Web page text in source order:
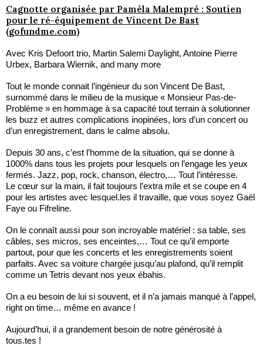
Cagnotte organisée par Paméla Malempré : Soutien
pour le ré-équipement de Vincent De Bast
(gofundme.com)
Avec Kris Defoort trio, Martin Salemi Daylight, Antoine Pierre
Urbex, Barbara Wiernik, and many more
Tout le monde connait l’ingénieur du son Vincent De Bast,
surnommé dans le milieu de la musique « Monsieur Pas-de-
Problème » en hommage à sa capacité tout terrain à solutionner
les buzz et autres complications inopinées, lors d’un concert ou
d’un enregistrement, dans le calme absolu.
Depuis 30 ans, c’est l’homme de la situation, qui se donne à
1000% dans tous les projets pour lesquels on l’engage les yeux
fermés. Jazz, pop, rock, chanson, électro,… Tout l’intéresse.
Le cœur sur la main, il fait toujours l’extra mile et se coupe en 4
pour les artistes avec lesquel.les il travaille, que vous soyez Gaël
Faye ou Fifreline.
On le connaît aussi pour son incroyable matériel : sa table, ses
câbles, ses micros, ses enceintes,… Tout ce qu’il emporte
partout, pour que les concerts et les enregistrements soient
parfaits. Avec sa voiture chargée jusqu’au plafond, qu’il remplit
comme un Tetris devant nos yeux ébahis.
On a eu besoin de lui si souvent, et il n’a jamais manqué à l’appel,
right on time… même en avance !
Aujourd’hui, il a grandement besoin de notre générosité à
tous.tes !